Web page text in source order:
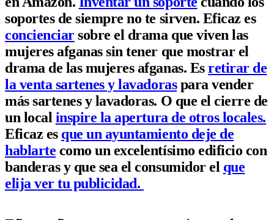
soportes de siempre no te sirven. Eficaz es
concienciarsobre el drama que viven las
mujeres afganas sin tener que mostrar el
drama de las mujeres afganas. Esretirar de
la venta sartenes y lavadoraspara vender
más sartenes y lavadoras. O que el cierre de
un local inspire la apertura de otros locales.
Eficaz es que un ayuntamiento deje de
hablarte como un excelentísimo edificio con
banderas y que sea el consumidor el que
elija ver tu publicidad.